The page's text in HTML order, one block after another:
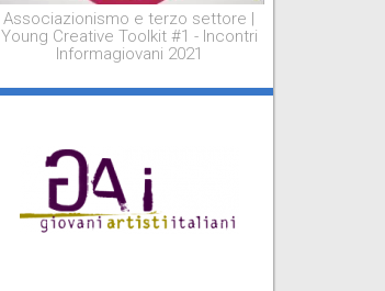
Associazionismo e terzo settore |
Young Creative Toolkit #1 - Incontri
Informagiovani 2021